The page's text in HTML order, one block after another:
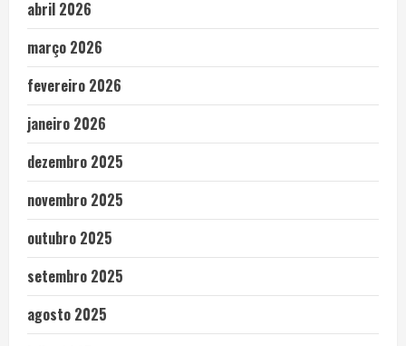
abril 2026
março 2026
fevereiro 2026
janeiro 2026
dezembro 2025
novembro 2025
outubro 2025
setembro 2025
agosto 2025